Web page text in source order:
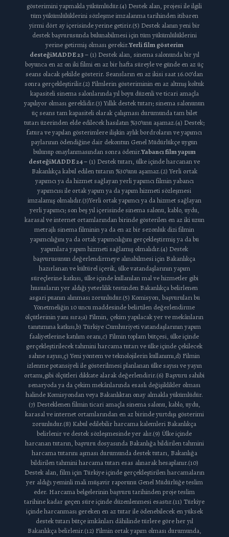
gösterimini yapmakla yükümlüdür.(4) Destek alan, projesi ile ilgili
tüm yükümlülüklerini sözleşme imzalanma tarihinden itibaren
yirmi dört ay içerisinde yerine getirir.(5) Destek alanın yeni bir
destek başvurusunda bulunabilmesi için tüm yükümlülüklerini
yerine getirmiş olması gerekir.Yerli film gösterim
desteğiMADDE 23 –(1) Destek alan, sinema salonunda bir yıl
boyunca en az on iki filmi en az bir hafta süreyle ve günde en az üç
seans olacak şekilde gösterir. Seansların en az ikisi saat 16.00’dan
sonra gerçekleştirilir.(2) Filmlerin gösteriminin en az altmış koltuk
kapasiteli sinema salonlarında yıl boyu düzenli ve ticari amaçla
yapılıyor olması gereklidir.(3) Yıllık destek tutarı; sinema salonunun
üç seans tam kapasiteli olarak çalışması durumunda tam bilet
tutarı üzerinden elde edilecek hasılatın %30’unu aşamaz.(4) Destek;
fatura ve yapılan gösterimlere ilişkin aylık bordroların ve yapımcı
paylarının ödendiğine dair dekontun Genel Müdürlükçe uygun
bulunup onaylanmasından sonra ödenir.Yabancı film yapım
desteğiMADDE 24 – (1) Destek tutarı, ülke içinde harcanan ve
Bakanlıkça kabul edilen tutarın %30’unu aşamaz.(2) Yerli ortak
yapımcı ya da hizmet sağlayan yerli yapımcı filmin yabancı
yapımcısı ile ortak yapım ya da yapım hizmeti sözleşmesi
imzalamış olmalıdır.(3)Yerli ortak yapımcı ya da hizmet sağlayan
yerli yapımcı; son beş yıl içerisinde sinema salonu, kablo, uydu,
karasal ve internet ortamlarından birinde gösterilen en az iki uzun
metrajlı sinema filminin ya da en az bir sezonluk dizi filmin
yapımcılığını ya da ortak yapımcılığını gerçekleştirmiş ya da bu
yapımlara yapım hizmeti sağlamış olmalıdır.(4) Destek
başvurusunun değerlendirmeye alınabilmesi için Bakanlıkça
hazırlanan ve kültürel içerik, ülke vatandaşlarının yapım
süreçlerine katkısı, ülke içinde kullanılan mal ve hizmetler gibi
hususların yer aldığı yeterlilik testinden Bakanlıkça belirlenen
asgari puanın alınması zorunludur.(5) Komisyon, başvuruları bu
Yönetmeliğin 10 uncu maddesinde belirtilen değerlendirme
ölçütlerinin yanı sıra;a) Filmin, çekim yapılacak yer ve mekânların
tanıtımına katkısı,b) Türkiye Cumhuriyeti vatandaşlarının yapım
faaliyetlerine katılım oranı,c) Filmin toplam bütçesi, ülke içinde
gerçekleştirilecek tahmini harcama tutarı ve ülke içinde çekilecek
sahne sayısı,ç) Yeni yöntem ve teknolojilerin kullanımı,d) Filmin
izlenme potansiyeli ile gösterilmesi planlanan ülke sayısı ve yayın
ortamı,gibi ölçütleri dikkate alarak değerlendirir.(6) Başvuru sahibi
senaryoda ya da çekim mekânlarında esaslı değişiklikler olması
halinde Komisyondan veya Bakanlıktan onay almakla yükümlüdür.
(7) Desteklenen filmin ticari amaçla sinema salonu, kablo, uydu,
karasal ve internet ortamlarından en az birinde yurtdışı gösterimi
zorunludur.(8) Kabul edilebilir harcama kalemleri Bakanlıkça
belirlenir ve destek sözleşmesinde yer alır.(9) Ülke içinde
harcanan tutarın, başvuru dosyasında Bakanlığa bildirilen tahmini
harcama tutarını aşması durumunda destek tutarı, Bakanlığa
bildirilen tahmini harcama tutarı esas alınarak hesaplanır.(10)
Destek alan, film için Türkiye içinde gerçekleştirilen harcamaların
yer aldığı yeminli mali müşavir raporunu Genel Müdürlüğe teslim
eder. Harcama belgelerinin başvuru tarihinden proje teslim
tarihine kadar geçen süre içinde düzenlenmesi esastır.(11) Türkiye
içinde harcanması gereken en az tutar ile ödenebilecek en yüksek
destek tutarı bütçe imkânları dâhilinde türlere göre her yıl
Bakanlıkça belirlenir.(12) Filmin ortak yapım olması durumunda,